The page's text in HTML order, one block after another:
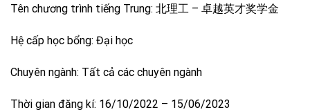
Tên chương trình tiếng Trung: 北理工 – 卓越英才奖学金
Hệ cấp học bổng: Đại học
Chuyên ngành: Tất cả các chuyên ngành
Thời gian đăng kí: 16/10/2022 – 15/06/2023